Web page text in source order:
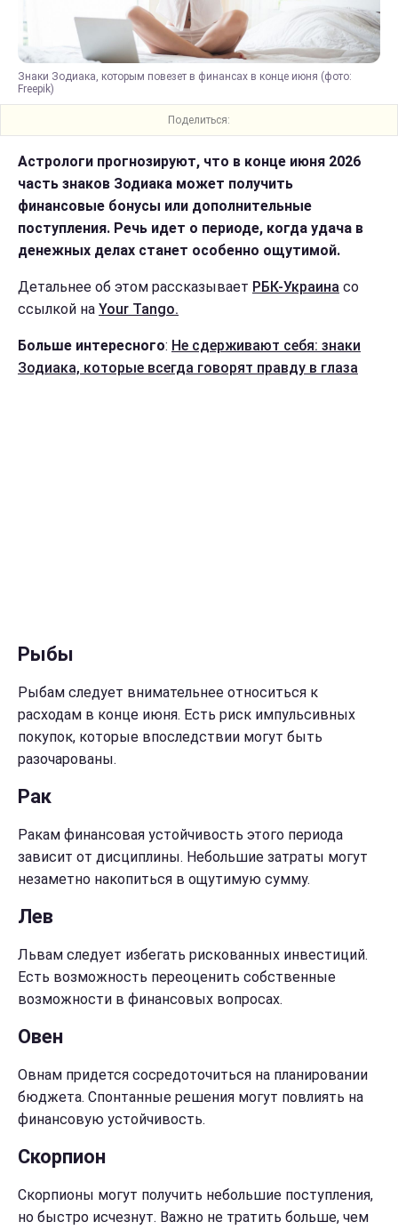
Знаки Зодиака, которым повезет в финансах в конце июня (фото:
Freepik)
Поделиться:
Астрологи прогнозируют, что в конце июня 2026
часть знаков Зодиака может получить
финансовые бонусы или дополнительные
поступления. Речь идет о периоде, когда удача в
денежных делах станет особенно ощутимой.
Детальнее об этом рассказывает РБК-Украина со
ссылкой на Your Tango.
Больше интересного: Не сдерживают себя: знаки
Зодиака, которые всегда говорят правду в глаза
Рыбы
Рыбам следует внимательнее относиться к
расходам в конце июня. Есть риск импульсивных
покупок, которые впоследствии могут быть
разочарованы.
Рак
Ракам финансовая устойчивость этого периода
зависит от дисциплины. Небольшие затраты могут
незаметно накопиться в ощутимую сумму.
Лев
Львам следует избегать рискованных инвестиций.
Есть возможность переоценить собственные
возможности в финансовых вопросах.
Овен
Овнам придется сосредоточиться на планировании
бюджета. Спонтанные решения могут повлиять на
финансовую устойчивость.
Скорпион
Скорпионы могут получить небольшие поступления,
но быстро исчезнут. Важно не тратить больше, чем